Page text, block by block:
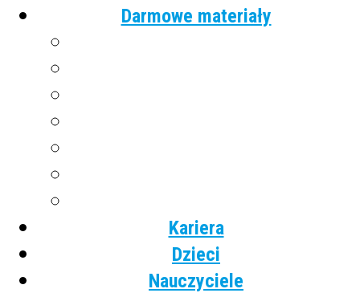
Darmowe materiały
Kariera
Dzieci
Nauczyciele